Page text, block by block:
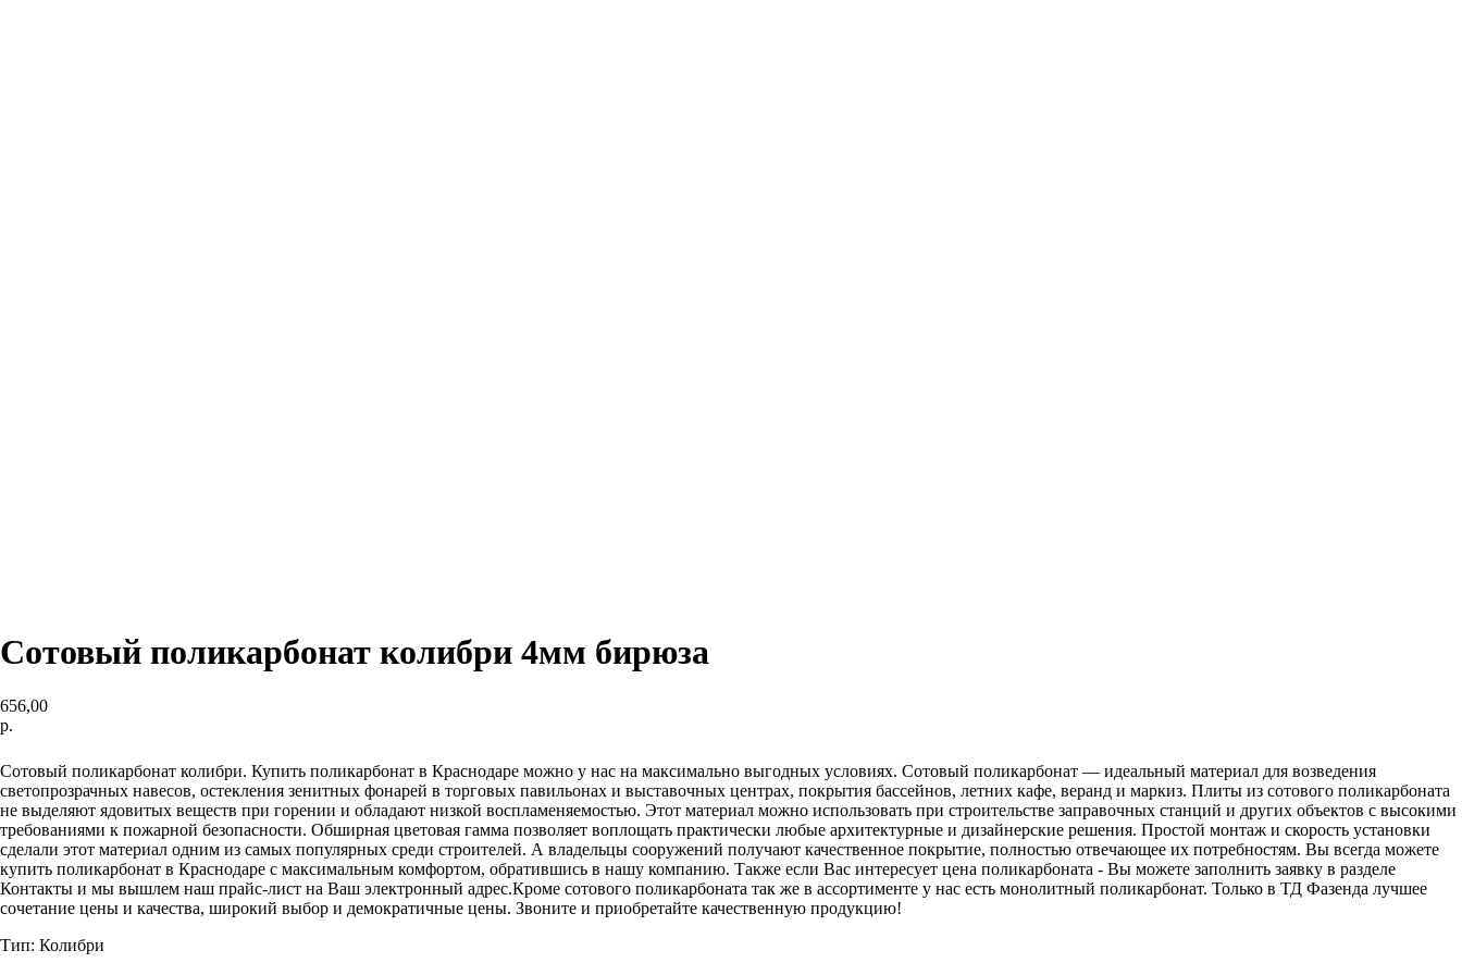
Сотовый поликарбонат колибри 4мм бирюза
656,00
р.
Сотовый поликарбонат колибри. Купить поликарбонат в Краснодаре можно у нас на максимально выгодных условиях. Сотовый поликарбонат — идеальный материал для возведения
светопрозрачных навесов, остекления зенитных фонарей в торговых павильонах и выставочных центрах, покрытия бассейнов, летних кафе, веранд и маркиз. Плиты из сотового поликарбоната
не выделяют ядовитых веществ при горении и обладают низкой воспламеняемостью. Этот материал можно использовать при строительстве заправочных станций и других объектов с высокими
требованиями к пожарной безопасности. Обширная цветовая гамма позволяет воплощать практически любые архитектурные и дизайнерские решения. Простой монтаж и скорость установки
сделали этот материал одним из самых популярных среди строителей. А владельцы сооружений получают качественное покрытие, полностью отвечающее их потребностям. Вы всегда можете
купить поликарбонат в Краснодаре с максимальным комфортом, обратившись в нашу компанию. Также если Вас интересует цена поликарбоната - Вы можете заполнить заявку в разделе
Контакты и мы вышлем наш прайс-лист на Ваш электронный адрес.Кроме сотового поликарбоната так же в ассортименте у нас есть монолитный поликарбонат. Только в ТД Фазенда лучшее
сочетание цены и качества, широкий выбор и демократичные цены. Звоните и приобретайте качественную продукцию!
Тип: Колибри